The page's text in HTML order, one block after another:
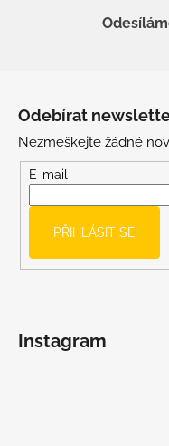
Odebírat
Nezmeškejte žádné
E-mail
PŘIHLÁSIT SE
Instagram